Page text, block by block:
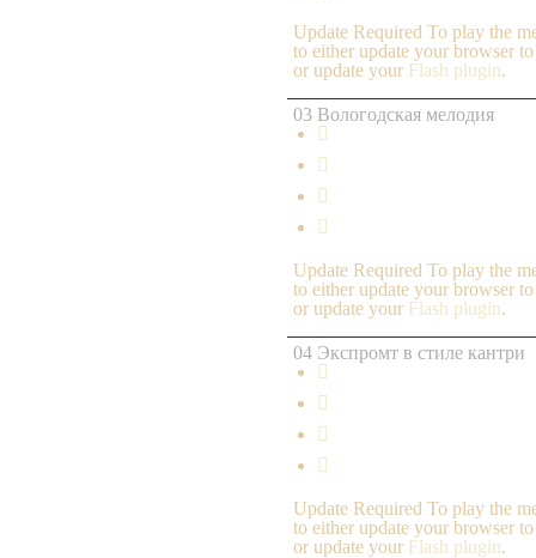
Update Required To play the
to either update your browser
or update your Flash plugin.
03 Вологодская мелодия




Update Required To play the
to either update your browser
or update your Flash plugin.
04 Экспромт в стиле кантри




Update Required To play the
to either update your browser
or update your Flash plugin.